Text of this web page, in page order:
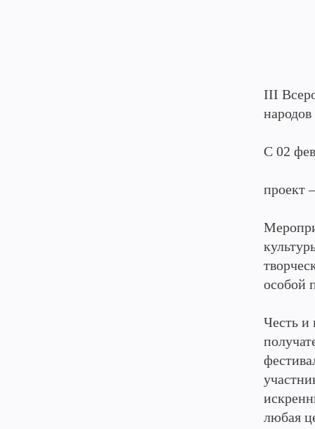
III
С 02
проект
особой
Честь и
любая